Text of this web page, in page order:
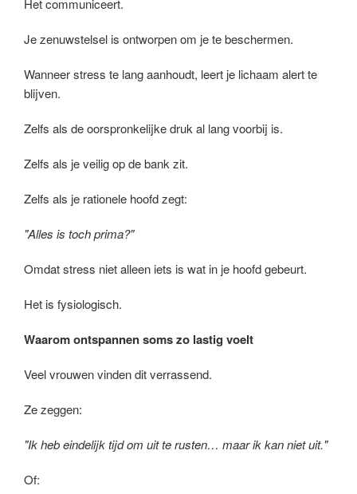
Het communiceert.
Je zenuwstelsel is ontworpen om je te beschermen.
Wanneer stress te lang aanhoudt, leert je lichaam alert te
blijven.
Zelfs als de oorspronkelijke druk al lang voorbij is.
Zelfs als je veilig op de bank zit.
Zelfs als je rationele hoofd zegt:
"Alles is toch prima?"
Omdat stress niet alleen iets is wat in je hoofd gebeurt.
Het is fysiologisch.
Waarom ontspannen soms zo lastig voelt
Veel vrouwen vinden dit verrassend.
Ze zeggen:
"Ik heb eindelijk tijd om uit te rusten… maar ik kan niet uit."
Of: